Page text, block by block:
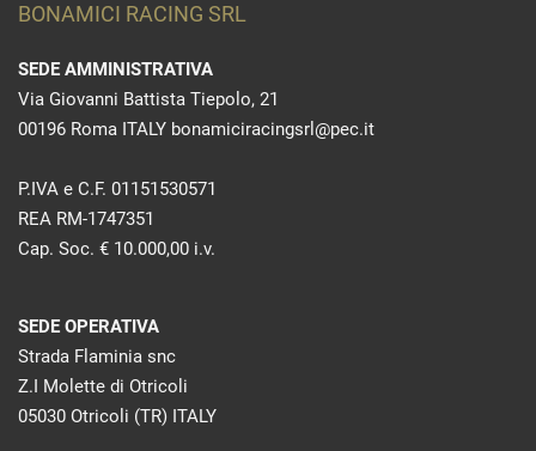
BONAMICI RACING SRL
SEDE AMMINISTRATIVA
Via Giovanni Battista Tiepolo, 21
00196 Roma ITALY bonamiciracingsrl@pec.it
P.IVA e C.F. 01151530571
REA RM-1747351
Cap. Soc. € 10.000,00 i.v.
SEDE OPERATIVA
Strada Flaminia snc
Z.I Molette di Otricoli
05030 Otricoli (TR) ITALY